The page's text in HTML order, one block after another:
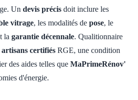
Un devis précis doit inclure les
vitrage, les modalités de pose, le
la garantie décennale. Qualitionnaire
artisans certifiés RGE, une condition
des aides telles que MaPrimeRénov'
d'énergie.